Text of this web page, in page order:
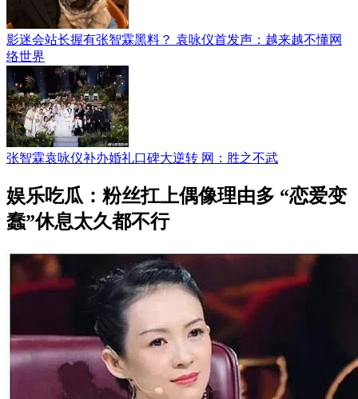
影迷会站长握有张智霖黑料？ 袁咏仪首发声：越来越不懂网
络世界
张智霖袁咏仪补办婚礼口碑大逆转 网：胜之不武
娱乐吃瓜：粉丝扛上偶像理由多 “恋爱变
蠢”休息太久都不行